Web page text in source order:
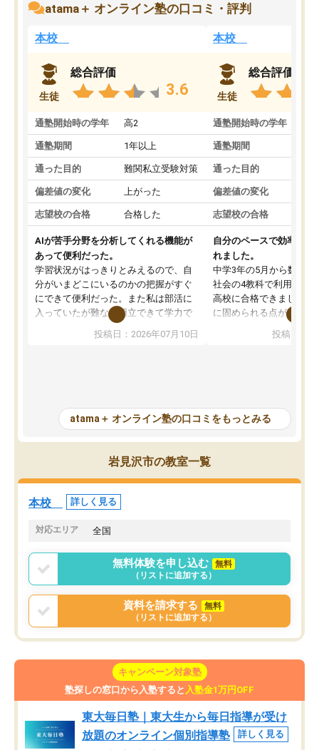
atama＋ オンライン塾の口コミ・評判
本校
生徒
総合評価
3.6
通塾開始時の学年 高2
通塾期間 1年以上
通った目的 難関私立受験対策
偏差値の変化 上がった
志望校の合格 合格した
AIが苦手分野を分析してくれる機能が
あって便利だった。
学習状況がはっきりとみえるので、自
分がいまどこにいるのかの把握がすぐ
にできて便利だった。また私は部活に
入っていたが難なく両立できて学力で
も部活でも結果を残すことができてよ
かった。また問題演習の際に、自分が
が、自分で自分の管理ができない人に
とっては難しい部分もあるのではない
かと思った。
投稿日：2026年07月10日
本校
生徒
総合評価
通塾開始時の学年
通塾期間
通った目的
偏差値の変化
志望校の合格
自分のペースで効率よく
れました。
中学3年の5月から数学・
社会の4教科で利用し、
高校に合格できました。
に固められる点が魅力で
項目のおかげで、手軽
元数が可視化されるので
しながら意欲的に取り組
常に効果を実感している
すめできる塾です。
投稿日：
atama＋ オンライン塾の口コミをもっとみる
岩見沢市の教室一覧
本校 詳しく見る
対応エリア 全国
無料体験を申し込む
無料
（リストに追加する）
資料を請求する
無料
（リストに追加する）
キャンペーン対象塾
塾探しの窓口から入塾すると 入塾金1万円OFF
東大毎日塾｜東大生から毎日指導が受け
放題のオンライン個別指導塾
詳しく見る